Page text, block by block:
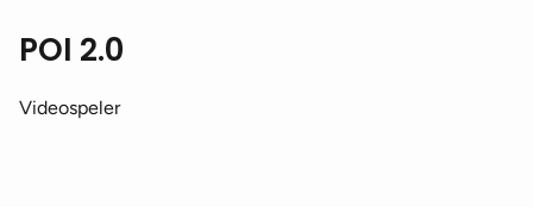
POI 2.0
Videospeler